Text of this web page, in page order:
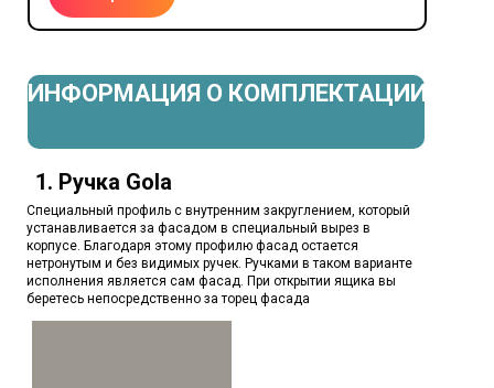
Специальный профиль с внутренним закруглением, который
устанавливается за фасадом в специальный вырез в
корпусе. Благодаря этому профилю фасад остается
нетронутым и без видимых ручек. Ручками в таком варианте
исполнения является сам фасад. При открытии ящика вы
беретесь непосредственно за торец фасада
1. Ручка Gola
ИНФОРМАЦИЯ О КОМПЛЕКТАЦИИ